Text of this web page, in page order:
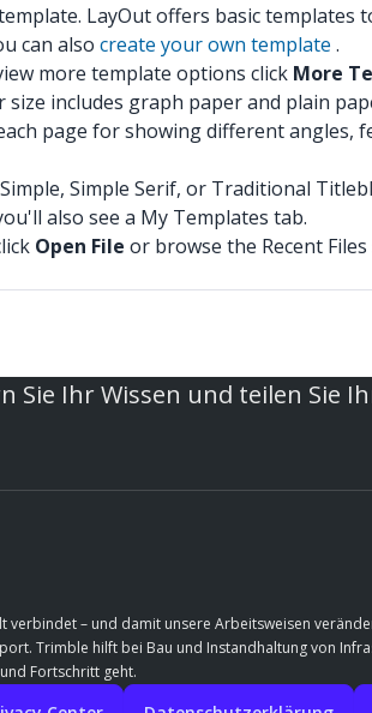
LayOut offers basic
can also create your own template .
more template options click More
size includes graph paper and plain
page for showing different angles,
Simple Serif, or Traditional
also see a My Templates tab.
Open File or browse the Recent
Ihr Wissen und teilen Sie
– und damit unsere Arbeitsweisen
Trimble hilft bei Bau und Instandhaltung von
Fortschritt geht.